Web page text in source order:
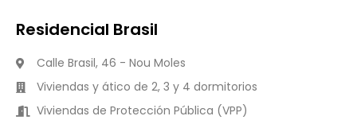
Residencial Brasil
Calle Brasil, 46 - Nou Moles
Viviendas y ático de 2, 3 y 4 dormitorios
Viviendas de Protección Pública (VPP)